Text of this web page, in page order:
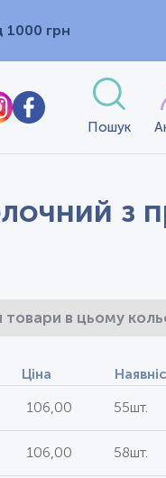
1000 грн
Пошук
з
товари в цьому
Ціна
106,00 55шт.
106,00 58шт.